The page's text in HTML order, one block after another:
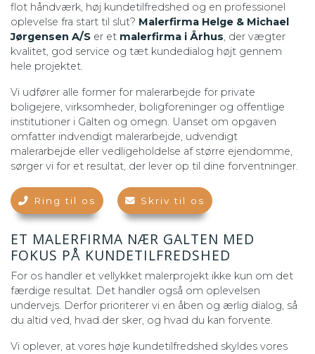
flot håndværk, høj kundetilfredshed og en professionel
oplevelse fra start til slut? Malerfirma Helge & Michael
Jørgensen A/S er et malerfirma i Århus, der vægter
kvalitet, god service og tæt kundedialog højt gennem
hele projektet.
Vi udfører alle former for malerarbejde for private
boligejere, virksomheder, boligforeninger og offentlige
institutioner i Galten og omegn. Uanset om opgaven
omfatter indvendigt malerarbejde, udvendigt
malerarbejde eller vedligeholdelse af større ejendomme,
sørger vi for et resultat, der lever op til dine forventninger.
Ring til os Skriv til os
ET MALERFIRMA NÆR GALTEN MED
FOKUS PÅ KUNDETILFREDSHED
For os handler et vellykket malerprojekt ikke kun om det
færdige resultat. Det handler også om oplevelsen
undervejs. Derfor prioriterer vi en åben og ærlig dialog, så
du altid ved, hvad der sker, og hvad du kan forvente.
Vi oplever, at vores høje kundetilfredshed skyldes vores